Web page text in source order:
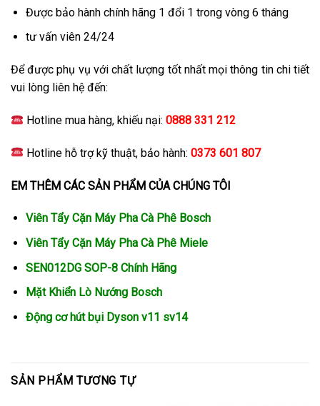
Được bảo hành chính hãng 1 đổi 1 trong vòng 6 tháng
tư vấn viên 24/24
Để được phụ vụ với chất lượng tốt nhất mọi thông tin chi tiết
vui lòng liên hệ đến:
Hotline mua hàng, khiếu nại:0888 331 212
Hotline hỗ trợ kỹ thuật, bảo hành:0373 601 807
EM THÊM CÁC SẢN PHẨM CỦA CHÚNG TÔI
Viên Tẩy Cặn Máy Pha Cà Phê Bosch
Viên Tẩy Cặn Máy Pha Cà Phê Miele
SEN012DG SOP-8 Chính Hãng
Mặt Khiển Lò Nướng Bosch
Động cơ hút bụi Dyson v11 sv14
SẢN PHẨM TƯƠNG TỰ